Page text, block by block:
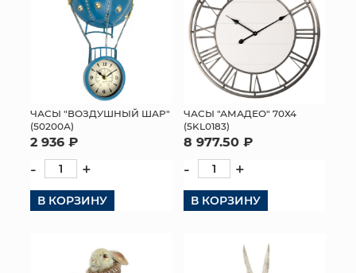
ЧАСЫ "ВОЗДУШНЫЙ ШАР"
(50200А)
2 936 ₽
- +
В КОРЗИНУ
ЧАСЫ "АМАДЕО" 70Х4
(5KL0183)
8 977.50 ₽
- +
В КОРЗИНУ